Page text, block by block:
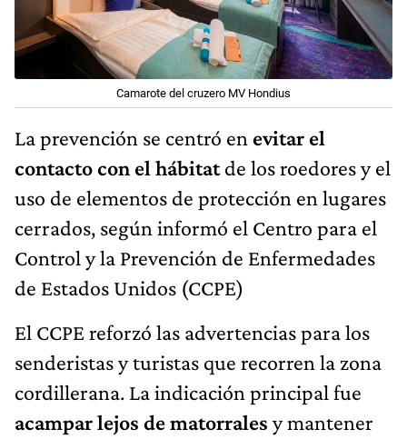
Camarote del cruzero MV Hondius
La prevención se centró en evitar el
contacto con el hábitatde los roedores y el
uso de elementos de protección en lugares
cerrados, según informó el Centro para el
Control y la Prevención de Enfermedades
de Estados Unidos (CCPE)
El CCPE reforzó las advertencias para los
senderistas y turistas que recorren la zona
cordillerana. La indicación principal fue
acampar lejos de matorrales y mantener